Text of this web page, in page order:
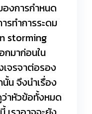
องการกำหนด
ารทำการระดม
storming
กมาก่อนใน
เจรจาต่อรอง
น จึงนำเรื่อง
าหัวข้อทั้งหมด